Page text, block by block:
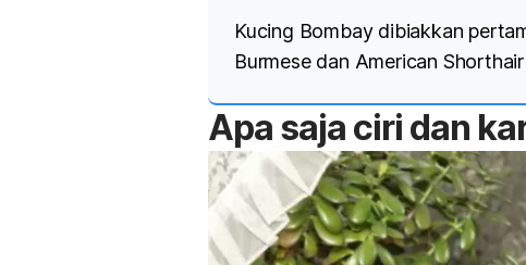
Kucing Bombay dibiakkan
Burmese dan American Shorthair
Apa saja ciri dan